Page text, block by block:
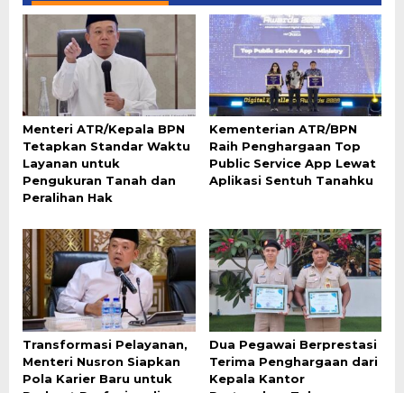
Menteri ATR/Kepala BPN
Tetapkan Standar Waktu
Layanan untuk
Pengukuran Tanah dan
Peralihan Hak
Kementerian ATR/BPN
Raih Penghargaan Top
Public Service App Lewat
Aplikasi Sentuh Tanahku
Transformasi Pelayanan,
Menteri Nusron Siapkan
Pola Karier Baru untuk
Dua Pegawai Berprestasi
Terima Penghargaan dari
Kepala Kantor